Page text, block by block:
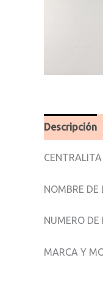
Descripción
NOMBRE
NUMERO
MARCA Y